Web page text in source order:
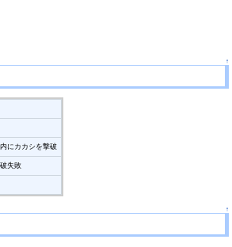
↑
にカカシを撃破
失敗
↑